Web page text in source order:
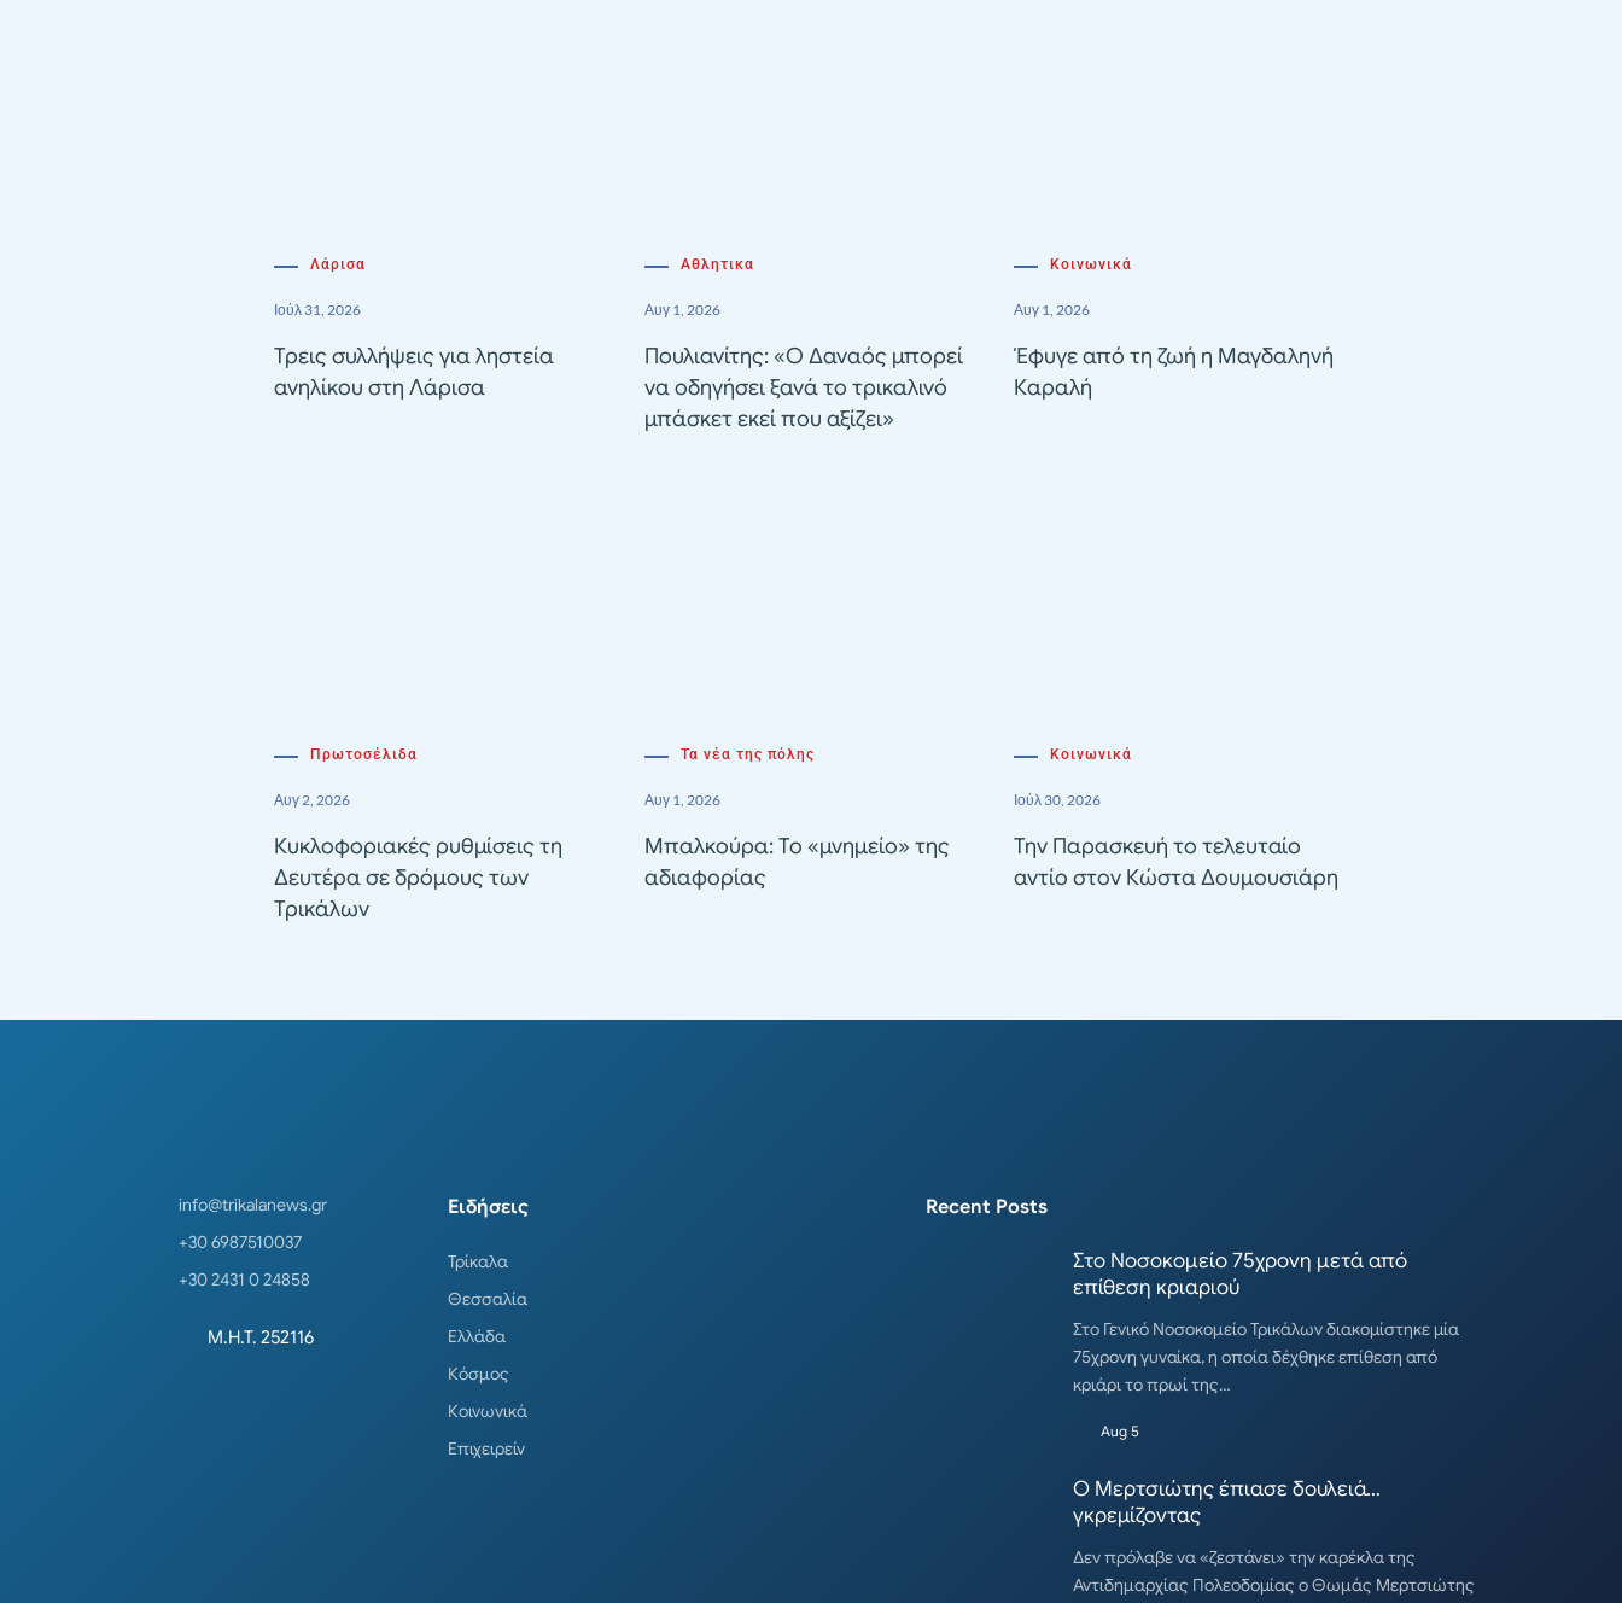
Λάρισα
Ιούλ 31, 2026
Τρεις συλλήψεις για ληστεία
ανηλίκου στη Λάρισα
Αθλητικα
Αυγ 1, 2026
Πουλιανίτης: «Ο Δαναός μπορεί
να οδηγήσει ξανά το τρικαλινό
μπάσκετ εκεί που αξίζει»
Κοινωνικά
Αυγ 1, 2026
Έφυγε από τη ζωή η Μαγδαληνή
Καραλή
Πρωτοσέλιδα
Αυγ 2, 2026
Κυκλοφοριακές ρυθμίσεις τη
Δευτέρα σε δρόμους των
Τρικάλων
Τα νέα της πόλης
Αυγ 1, 2026
Μπαλκούρα: Το «μνημείο» της
αδιαφορίας
Κοινωνικά
Ιούλ 30, 2026
Την Παρασκευή το τελευταίο
αντίο στον Κώστα Δουμουσιάρη
info@trikalanews.gr
+30 6987510037
+30 2431 0 24858
Μ.Η.Τ. 252116
Ειδήσεις
Τρίκαλα
Θεσσαλία
Ελλάδα
Κόσμος
Κοινωνικά
Επιχειρείν
Recent Posts
Στο Νοσοκομείο 75χρονη μετά από
επίθεση κριαριού
Στο Γενικό Νοσοκομείο Τρικάλων διακομίστηκε μία
75χρονη γυναίκα, η οποία δέχθηκε επίθεση από
κριάρι το πρωί της…
Aug 5
Ο Μερτσιώτης έπιασε δουλειά…
γκρεμίζοντας
Δεν πρόλαβε να «ζεστάνει» την καρέκλα της
Αντιδημαρχίας Πολεοδομίας ο Θωμάς Μερτσιώτης